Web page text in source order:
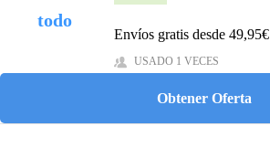
todo
Envíos gratis desde 49,95€
USADO 1 VECES
Obtener Oferta